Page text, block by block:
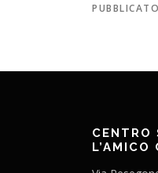
CENTRO
L’AMICO